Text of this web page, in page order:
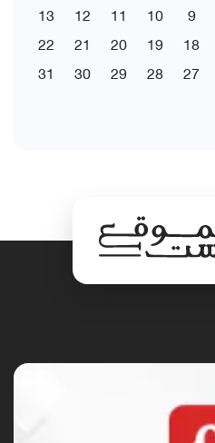
9
10
11
12
13
18
19
20
21
22
27
28
29
30
31